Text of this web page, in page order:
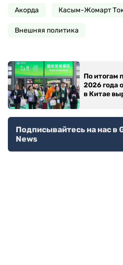
Акорда Касым-Жомарт
Внешняя политика
По итогам
2026 года
в Китае
Подписывайтесь на нас в
News